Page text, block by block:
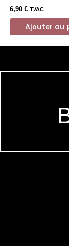
6,90 € TVAC
Ajouter au